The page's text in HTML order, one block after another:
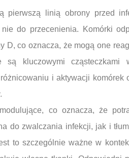
pierwszą linią obrony przed
do przecenienia. Komórki
D, co oznacza, że mogą one
są kluczowymi cząsteczkami
i aktywacji komórek
co oznacza, że
do zwalczania infekcji, jak i
to szczególnie ważne w